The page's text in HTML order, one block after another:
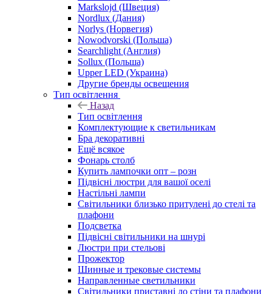
Markslojd (Швеция)
Nordlux (Дания)
Norlys (Норвегия)
Nowodvorski (Польша)
Searchlight (Англия)
Sollux (Польша)
Upper LED (Украина)
Другие бренды освещения
Тип освітлення
Назад
Тип освітлення
Комплектующие к светильникам
Бра декоративні
Ещё всякое
Фонарь столб
Купить лампочки опт – розн
Підвісні люстри для вашої оселі
Настільні лампи
Світильники близько притулені до стелі та
плафони
Подсветка
Підвісні світильники на шнурі
Люстри при стельові
Прожектор
Шинные и трековые системы
Направленные светильники
Світильники приставні до стіни та плафони